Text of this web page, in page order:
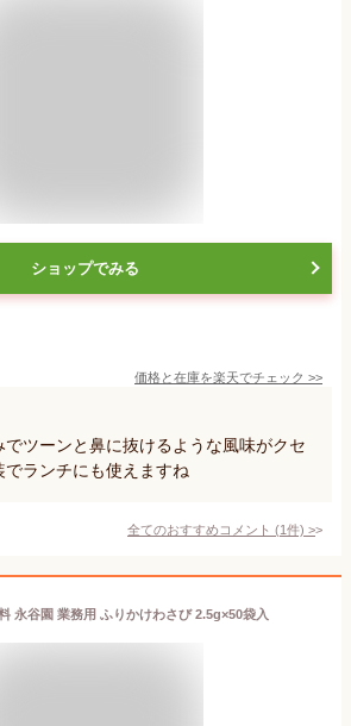
ショップでみる
価格と在庫を楽天でチェック >>
でツーンと鼻に抜けるような風味がクセ
ランチにも使えますね
全てのおすすめコメント (1件) >
永谷園 業務用 ふりかけわさび 2.5g×50袋入